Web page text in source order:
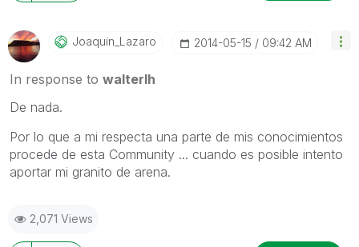
Joaquin_Lazaro ‎2014-05-15 09:42 AM
In response to walterlh
De nada.
Por lo que a mi respecta una parte de mis conocimientos
procede de esta Community ... cuando es posible intento
aportar mi granito de arena.
2,071 Views